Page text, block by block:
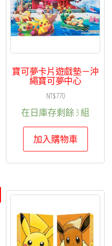
寶可夢卡片遊戲墊－沖
繩寶可夢中心
NT$770
在日庫存剩餘 3 組
加入購物車